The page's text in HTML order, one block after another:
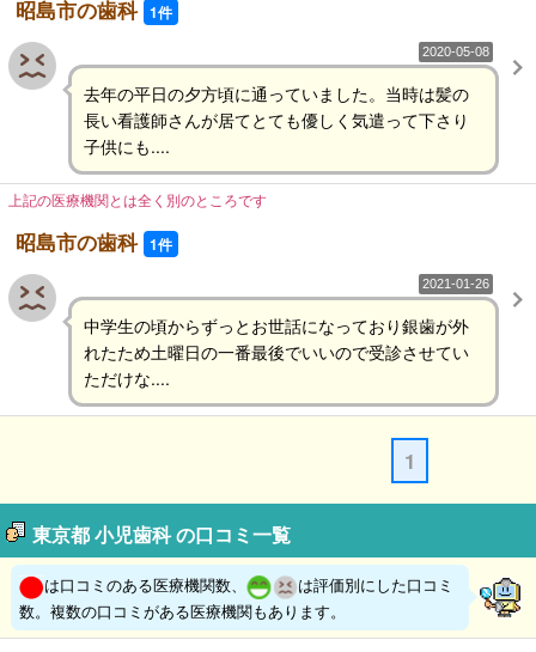
昭島市の歯科 1件
2020-05-08
去年の平日の夕方頃に通っていました。当時は髪の
長い看護師さんが居てとても優しく気遣って下さり
子供にも....
上記の医療機関とは全く別のところです
昭島市の歯科 1件
2021-01-26
中学生の頃からずっとお世話になっており銀歯が外
れたため土曜日の一番最後でいいので受診させてい
ただけな....
1
東京都 小児歯科 の口コミ一覧
は口コミのある医療機関数、
は評価別にした口コミ
数。複数の口コミがある医療機関もあります。